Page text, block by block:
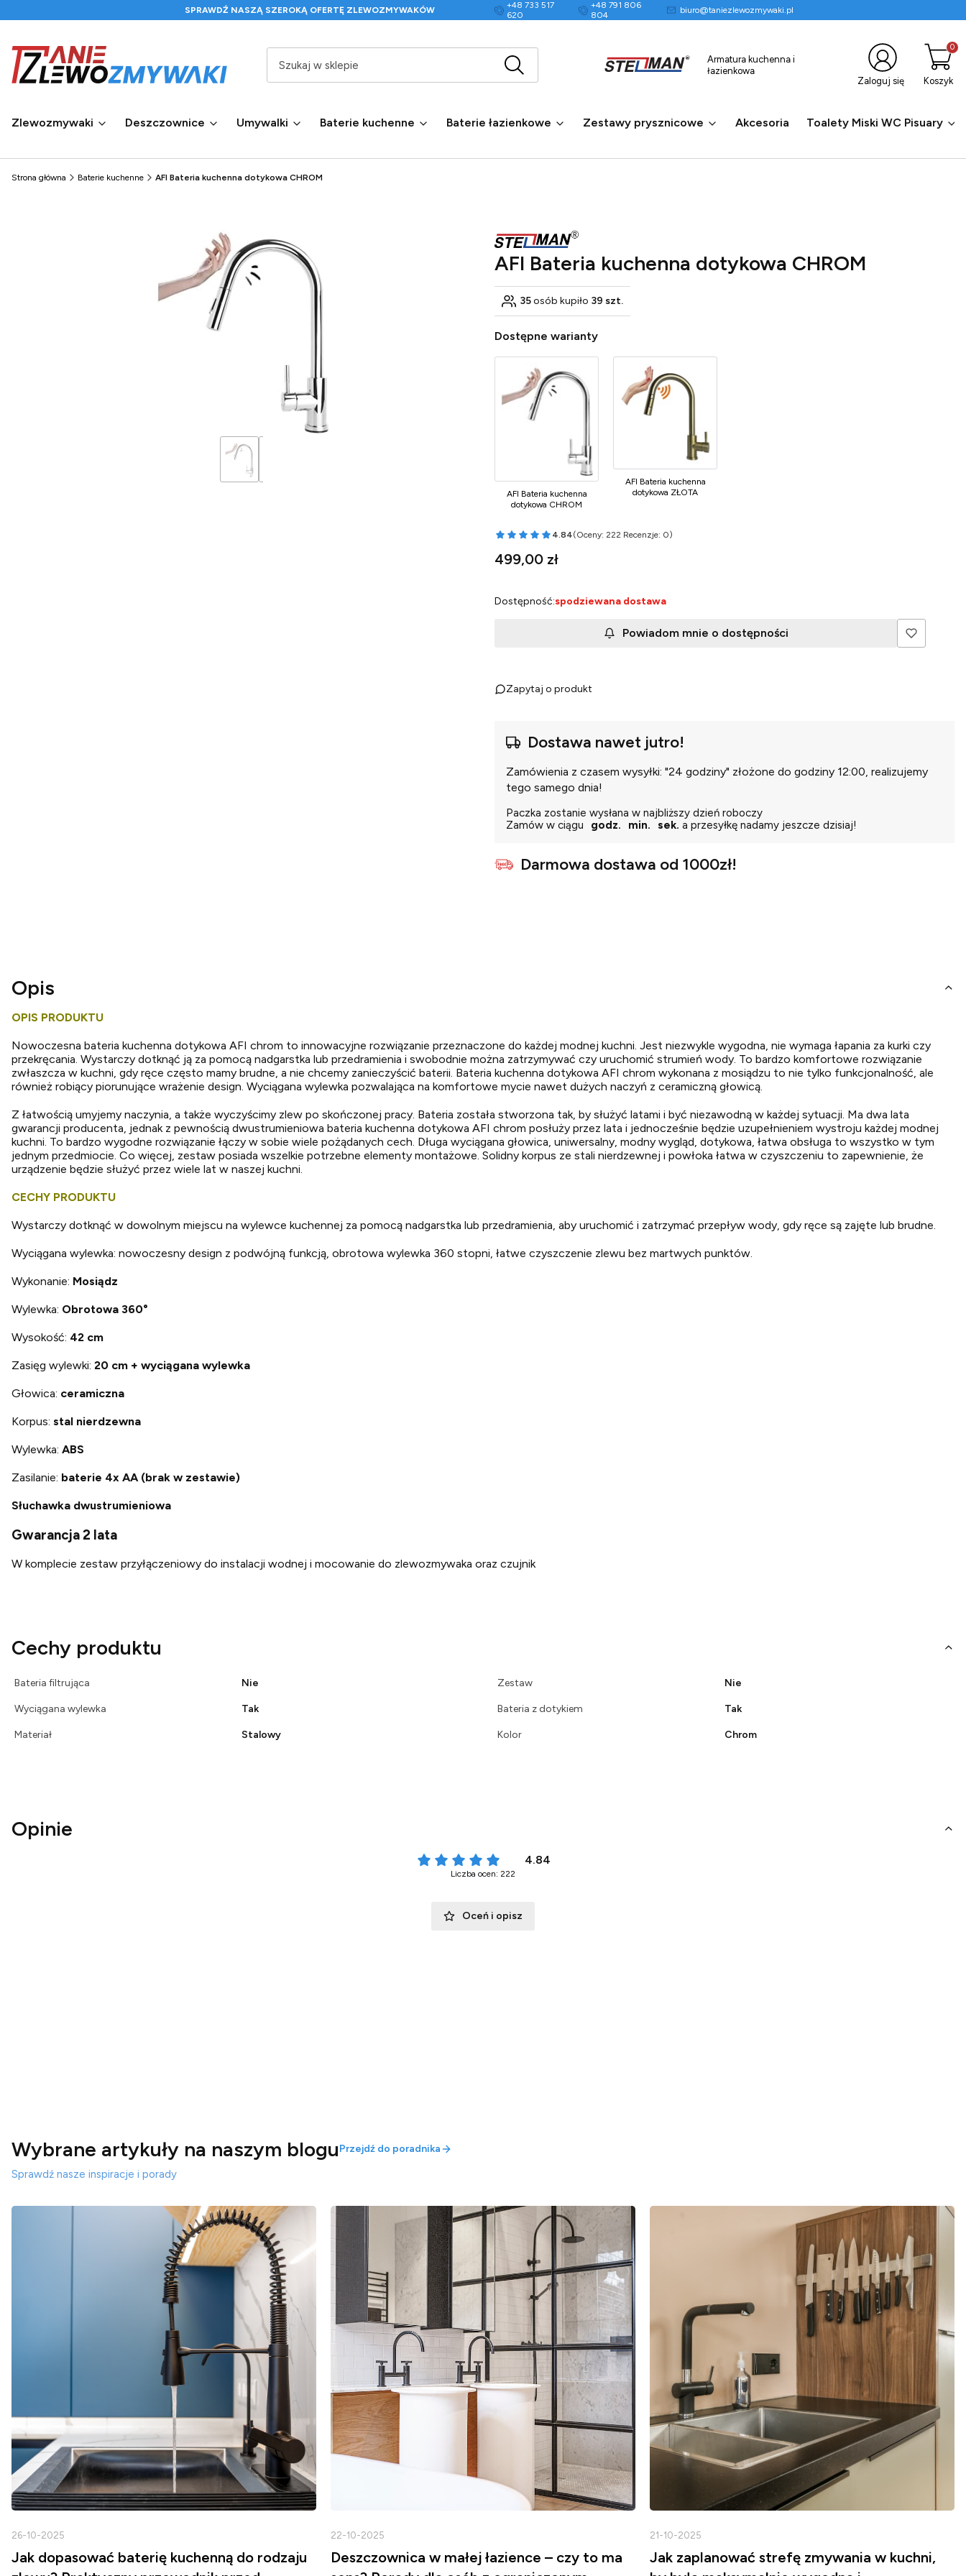
SPRAWDŹ NASZĄ SZEROKĄ OFERTĘ ZLEWOZMYWAKÓW
+48 733 517
620
+48 791 806
804
biuro@taniezlewozmywaki.pl
WyczyśćSzukaj w sklepie
Armatura kuchenna i
łazienkowa
Zaloguj się
Koszyk
Zlewozmywaki Deszczownice Umywalki Baterie kuchenne Baterie łazienkowe Zestawy prysznicowe Akcesoria Toalety Miski WC Pisuary
Strona główna Baterie kuchenne AFI Bateria kuchenna dotykowa CHROM
AFI Bateria kuchenna dotykowa CHROM
35osób kupiło 39 szt.
Dostępne warianty
AFI Bateria kuchenna
dotykowa CHROM
AFI Bateria kuchenna
dotykowa ZŁOTA
4.84(Oceny: 222 Recenzje: 0)
Przejdź do sekcji Opinie
Cena
499,00 zł
Dostępność:spodziewana dostawa
Powiadom mnie o dostępności
Zapytaj o produkt
Dostawa nawet jutro!
Zamówienia z czasem wysyłki: "24 godziny" złożone do godziny 12:00, realizujemy
tego samego dnia!
Paczka zostanie wysłana w najbliższy dzień roboczy
Zamów w ciągu
godz. min. sek. a przesyłkę nadamy jeszcze dzisiaj!
Darmowa dostawa od 1000zł!
Opis
OPIS PRODUKTU
Nowoczesna bateria kuchenna dotykowa AFI chrom to innowacyjne rozwiązanie przeznaczone do każdej modnej kuchni. Jest niezwykle wygodna, nie wymaga łapania za kurki czy
przekręcania. Wystarczy dotknąć ją za pomocą nadgarstka lub przedramienia i swobodnie można zatrzymywać czy uruchomić strumień wody. To bardzo komfortowe rozwiązanie
zwłaszcza w kuchni, gdy ręce często mamy brudne, a nie chcemy zanieczyścić baterii. Bateria kuchenna dotykowa AFI chrom wykonana z mosiądzu to nie tylko funkcjonalność, ale
również robiący piorunujące wrażenie design. Wyciągana wylewka pozwalająca na komfortowe mycie nawet dużych naczyń z ceramiczną głowicą.
Z łatwością umyjemy naczynia, a także wyczyścimy zlew po skończonej pracy. Bateria została stworzona tak, by służyć latami i być niezawodną w każdej sytuacji. Ma dwa lata
gwarancji producenta, jednak z pewnością dwustrumieniowa bateria kuchenna dotykowa AFI chrom posłuży przez lata i jednocześnie będzie uzupełnieniem wystroju każdej modnej
kuchni. To bardzo wygodne rozwiązanie łączy w sobie wiele pożądanych cech. Długa wyciągana głowica, uniwersalny, modny wygląd, dotykowa, łatwa obsługa to wszystko w tym
jednym przedmiocie. Co więcej, zestaw posiada wszelkie potrzebne elementy montażowe. Solidny korpus ze stali nierdzewnej i powłoka łatwa w czyszczeniu to zapewnienie, że
urządzenie będzie służyć przez wiele lat w naszej kuchni.
CECHY PRODUKTU
Wystarczy dotknąć w dowolnym miejscu na wylewce kuchennej za pomocą nadgarstka lub przedramienia, aby uruchomić i zatrzymać przepływ wody, gdy ręce są zajęte lub brudne.
Wyciągana wylewka: nowoczesny design z podwójną funkcją, obrotowa wylewka 360 stopni, łatwe czyszczenie zlewu bez martwych punktów.
Wykonanie: Mosiądz
Wylewka: Obrotowa 360°
Wysokość: 42 cm
Zasięg wylewki: 20 cm + wyciągana wylewka
Głowica: ceramiczna
Korpus: stal nierdzewna
Wylewka: ABS
Zasilanie: baterie 4x AA (brak w zestawie)
Słuchawka dwustrumieniowa
Gwarancja 2 lata
W komplecie zestaw przyłączeniowy do instalacji wodnej i mocowanie do zlewozmywaka oraz czujnik
Cechy produktu
Bateria filtrująca Nie Zestaw Nie
Wyciągana wylewka Tak Bateria z dotykiem Tak
Materiał Stalowy Kolor Chrom
Opinie
4.84
Liczba ocen: 222
Oceń i opisz
Wybrane artykuły na naszym bloguPrzejdź do poradnika
Sprawdź nasze inspiracje i porady
26-10-2025
Jak dopasować baterię kuchenną do rodzaju
22-10-2025
Deszczownica w małej łazience – czy to ma
21-10-2025
Jak zaplanować strefę zmywania w kuchni,